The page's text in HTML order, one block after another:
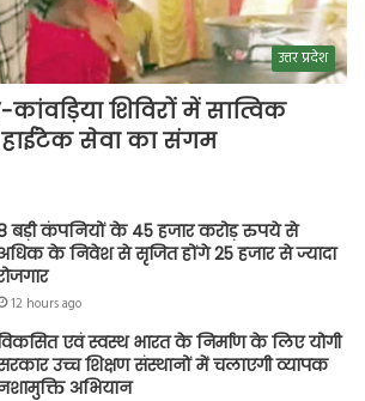
उत्तर प्रदेश
कांवड़िया शिविरों में सात्विक
सेवा का संगम
बड़ी कंपनियों के 45 हजार करोड़ रुपये से
के निवेश से सृजित होंगे 25 हजार से ज्यादा
12 hours ago
एवं स्वस्थ भारत के निर्माण के लिए योगी
उच्च शिक्षण संस्थानों में चलाएगी व्यापक
अभियान